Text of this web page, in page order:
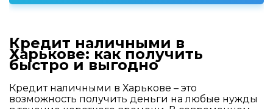
Кредит наличными в
Харькове: как получить
быстро и выгодно
Кредит наличными в Харькове – это
возможность получить деньги на любые нужды